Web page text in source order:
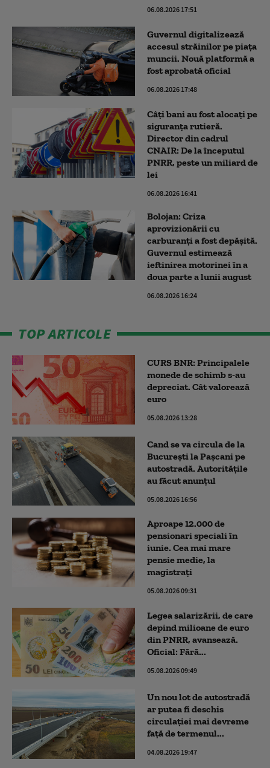
06.08.2026 17:51
Guvernul digitalizează
accesul străinilor pe piața
muncii. Nouă platformă a
fost aprobată oficial
06.08.2026 17:48
Câți bani au fost alocați pe
siguranța rutieră.
Director din cadrul
CNAIR: De la începutul
PNRR, peste un miliard de
lei
06.08.2026 16:41
Bolojan: Criza
aprovizionării cu
carburanți a fost depășită.
Guvernul estimează
ieftinirea motorinei în a
doua parte a lunii august
06.08.2026 16:24
TOP ARTICOLE
CURS BNR: Principalele
monede de schimb s-au
depreciat. Cât valorează
euro
05.08.2026 13:28
Cand se va circula de la
București la Pașcani pe
autostradă. Autoritățile
au făcut anunțul
05.08.2026 16:56
Aproape 12.000 de
pensionari speciali în
iunie. Cea mai mare
pensie medie, la
magistrați
05.08.2026 09:31
Legea salarizării, de care
depind milioane de euro
din PNRR, avansează.
Oficial: Fără...
05.08.2026 09:49
Un nou lot de autostradă
ar putea fi deschis
circulației mai devreme
faţă de termenul...
04.08.2026 19:47